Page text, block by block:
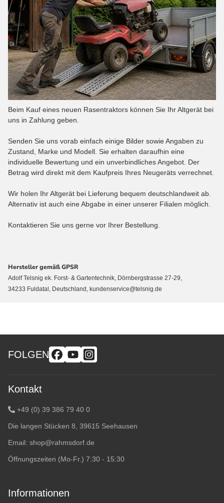
Beim Kauf eines neuen Rasentraktors können Sie Ihr Altgerät bei
uns in Zahlung geben.
Senden Sie uns vorab einfach einige Bilder sowie Angaben zu
Zustand, Marke und Modell. Sie erhalten daraufhin eine
individuelle Bewertung und ein unverbindliches Angebot. Der
Betrag wird direkt mit dem Kaufpreis Ihres Neugeräts verrechnet.
Wir holen Ihr Altgerät bei Lieferung bequem deutschlandweit ab.
Alternativ ist auch eine Abgabe in einer unserer Filialen möglich.
Kontaktieren Sie uns gerne vor Ihrer Bestellung.
Hersteller gemäß GPSR
Adolf Telsnig ek. Forst- & Gartentechnik, Dörnbergstrasse 27-29,
34233 Fuldatal, Deutschland, kundenservice@telsnig.de
FOLGEN
Kontakt
+49 (0) 39 386 79 40 0
Die langen Stücken 8, 39615 Seehausen
Email: shop@rahmsdorf.de
Öffnungszeiten (Mo-Fr.) 7:30 - 15:30
Informationen